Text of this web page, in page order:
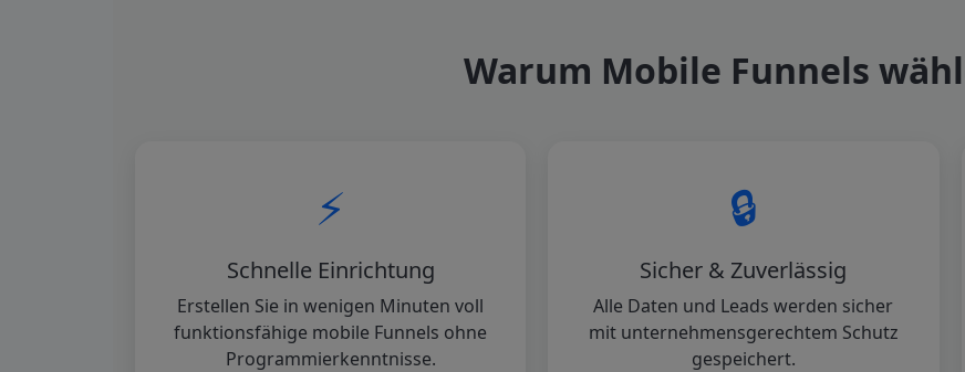
Warum Mobile Funnels
⚡
Schnelle Einrichtung
Erstellen Sie in wenigen Minuten voll
funktionsfähige mobile Funnels ohne
Programmierkenntnisse.
🔒
Sicher & Zuverlässig
Alle Daten und Leads werden sicher
mit unternehmensgerechtem Schutz
gespeichert.